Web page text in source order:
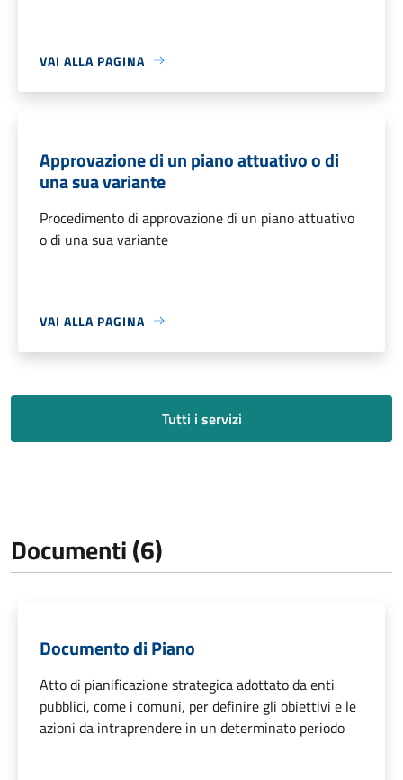
VAI ALLA PAGINA
Approvazione di un piano attuativo o di
una sua variante
Procedimento di approvazione di un piano attuativo
o di una sua variante
VAI ALLA PAGINA
Tutti i servizi
Documenti (6)
Documento di Piano
Atto di pianificazione strategica adottato da enti
pubblici, come i comuni, per definire gli obiettivi e le
azioni da intraprendere in un determinato periodo